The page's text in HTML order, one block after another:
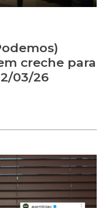
EnterMute
creche para
03/26